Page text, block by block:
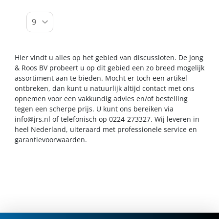
Hier vindt u alles op het gebied van discussloten. De Jong
& Roos BV probeert u op dit gebied een zo breed mogelijk
assortiment aan te bieden. Mocht er toch een artikel
ontbreken, dan kunt u natuurlijk altijd contact met ons
opnemen voor een vakkundig advies en/of bestelling
tegen een scherpe prijs. U kunt ons bereiken via
info@jrs.nl of telefonisch op 0224-273327. Wij leveren in
heel Nederland, uiteraard met professionele service en
garantievoorwaarden.